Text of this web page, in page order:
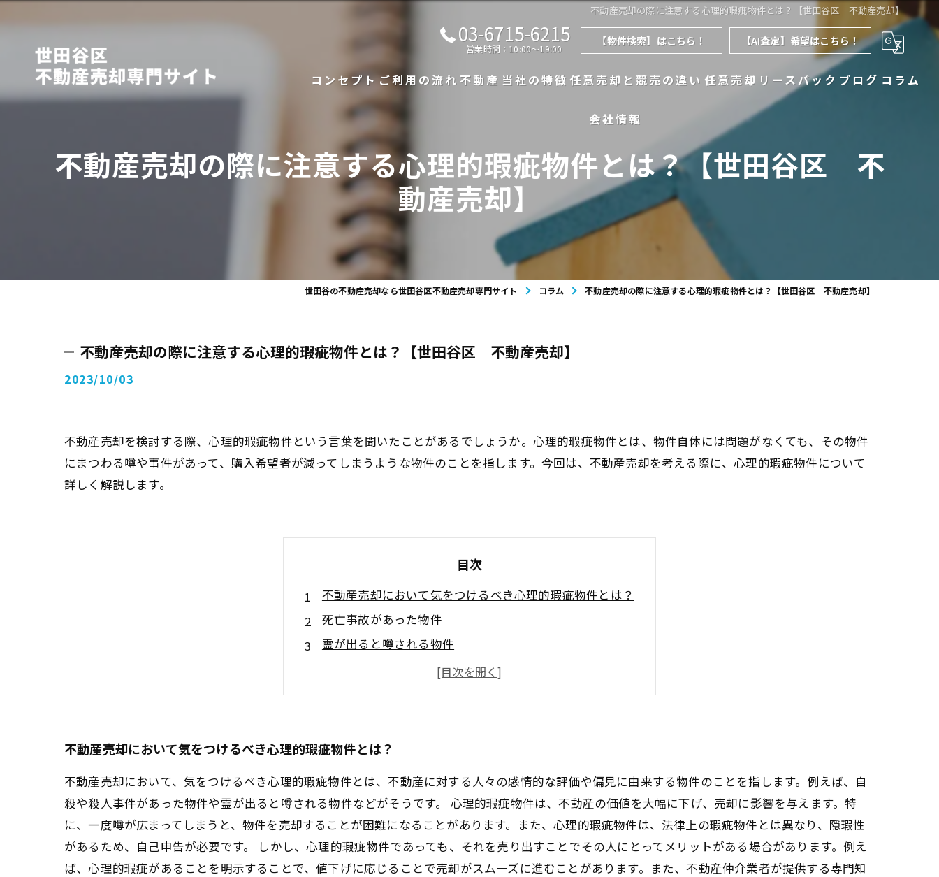
不動産売却の際に注意する心理的瑕疵物件とは？【世田谷区 不動産売却】
03-6715-6215
営業時間：10:00～19:00
【物件検索】はこちら！ 【AI査定】希望はこちら！
コンセプト
代表あいさつ
ご利用の流れ
よくある質問
不動産
不動産の売買実績
査定実績
当社の特徴
マンション
相続
買取
任意売却と競売の違い 任意売却 リースバック ブログ コラム
会社情報
不動産売却の際に注意する心理的瑕疵物件とは？【世田谷区 不
動産売却】
世田谷の不動産売却なら世田谷区不動産売却専門サイト コラム 不動産売却の際に注意する心理的瑕疵物件とは？【世田谷区 不動産売却】
不動産売却の際に注意する心理的瑕疵物件とは？【世田谷区 不動産売却】
2023/10/03
不動産売却を検討する際、心理的瑕疵物件という言葉を聞いたことがあるでしょうか。心理的瑕疵物件とは、物件自体には問題がなくても、その物件
にまつわる噂や事件があって、購入希望者が減ってしまうような物件のことを指します。今回は、不動産売却を考える際に、心理的瑕疵物件について
詳しく解説します。
目次
不動産売却において気をつけるべき心理的瑕疵物件とは？
死亡事故があった物件
霊が出ると噂される物件
犯罪事件が起こった物件
縁起の悪い番地にある物件
不動産売却において気をつけるべき心理的瑕疵物件とは？
不動産売却において、気をつけるべき心理的瑕疵物件とは、不動産に対する人々の感情的な評価や偏見に由来する物件のことを指します。例えば、自
殺や殺人事件があった物件や霊が出ると噂される物件などがそうです。 心理的瑕疵物件は、不動産の価値を大幅に下げ、売却に影響を与えます。特
に、一度噂が広まってしまうと、物件を売却することが困難になることがあります。また、心理的瑕疵物件は、法律上の瑕疵物件とは異なり、隠瑕性
があるため、自己申告が必要です。 しかし、心理的瑕疵物件であっても、それを売り出すことでその人にとってメリットがある場合があります。例え
ば、心理的瑕疵があることを明示することで、値下げに応じることで売却がスムーズに進むことがあります。また、不動産仲介業者が提供する専門知